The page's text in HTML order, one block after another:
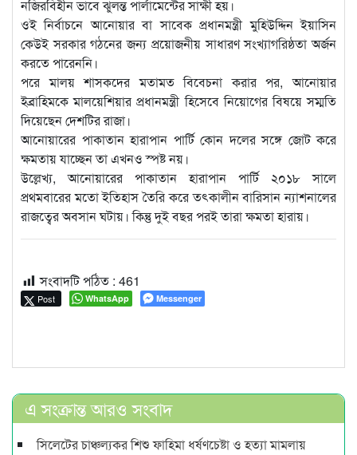
নজিরবিহীন ভাবে ঝুলন্ত পার্লামেন্টের সাক্ষী হয়।
ওই নির্বাচনে আনোয়ার বা সাবেক প্রধানমন্ত্রী মুহিউদ্দিন ইয়াসিন
কেউই সরকার গঠনের জন্য প্রয়োজনীয় সাধারণ সংখ্যাগরিষ্ঠতা অর্জন
করতে পারেননি।
পরে মালয় শাসকদের মতামত বিবেচনা করার পর, আনোয়ার
ইব্রাহিমকে মালয়েশিয়ার প্রধানমন্ত্রী হিসেবে নিয়োগের বিষয়ে সম্মতি
দিয়েছেন দেশটির রাজা।
আনোয়ারের পাকাতান হারাপান পার্টি কোন দলের সঙ্গে জোট করে
ক্ষমতায় যাচ্ছেন তা এখনও স্পষ্ট নয়।
উল্লেখ্য, আনোয়ারের পাকাতান হারাপান পার্টি ২০১৮ সালে
প্রথমবারের মতো ইতিহাস তৈরি করে তৎকালীন বারিসান ন্যাশনালের
রাজত্বের অবসান ঘটায়। কিন্তু দুই বছর পরই তারা ক্ষমতা হারায়।
সংবাদটি পঠিত : 461
Post WhatsApp Messenger
এ সংক্রান্ত আরও সংবাদ
সিলেটের চাঞ্চল্যকর শিশু ফাহিমা ধর্ষণচেষ্টা ও হত্যা মামলায়